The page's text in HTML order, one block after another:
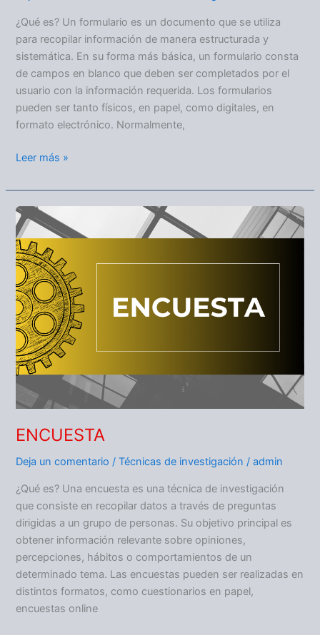
¿Qué es? Un formulario es un documento que se utiliza
para recopilar información de manera estructurada y
sistemática. En su forma más básica, un formulario consta
de campos en blanco que deben ser completados por el
usuario con la información requerida. Los formularios
pueden ser tanto físicos, en papel, como digitales, en
formato electrónico. Normalmente,
Leer más »
ENCUESTA
Deja un comentario /Técnicas de investigación /admin
¿Qué es? Una encuesta es una técnica de investigación
que consiste en recopilar datos a través de preguntas
dirigidas a un grupo de personas. Su objetivo principal es
obtener información relevante sobre opiniones,
percepciones, hábitos o comportamientos de un
determinado tema. Las encuestas pueden ser realizadas en
distintos formatos, como cuestionarios en papel,
encuestas online
ENCUESTA